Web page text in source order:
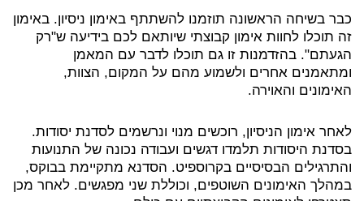
כבר בשיחה הראשונה תוזמנו להשתתף באימון ניסיון. באימון
זה תוכלו לחוות אימון קבוצתי שיותאם לכם בידיעה ש"רק
הגעתם". בהזדמנות זו גם תוכלו לדבר עם המאמן
ומתאמנים אחרים ולשמוע מהם על המקום, הצוות,
האימונים והאוירה.
לאחר אימון הניסיון, רוכשים מנוי ונרשמים לסדנת יסודות.
בסדנת היסודות תלמדו דגשים ועבודה נכונה של התנועות
והתרגילים הבסיסיים בקרוספיט. הסדנא מתקיימת בבוקס,
במהלך האימונים השוטפים, וכוללת שני מפגשים. לאחר מכן